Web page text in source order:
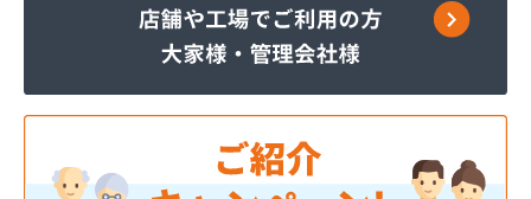
ホ－ムガス株式会社
ホ－ムガス商事有限会社
ミライフ西日本株式会社 福岡店
安永米穀販売店